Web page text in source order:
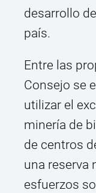
desarrollo
país.
Entre las
Consejo se
utilizar el
minería de
de centros
una reserva
esfuerzos